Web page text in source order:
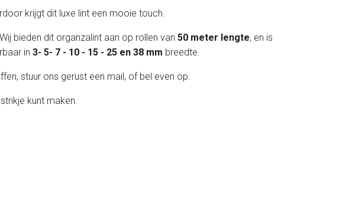
krijgt dit luxe lint een mooie touch.
bieden dit organzalint aan op rollen van 50 meter lengte, en is
in 3- 5- 7 - 10 - 15 - 25 en 38 mm breedte.
stuur ons gerust een mail, of bel even op.
kunt maken.